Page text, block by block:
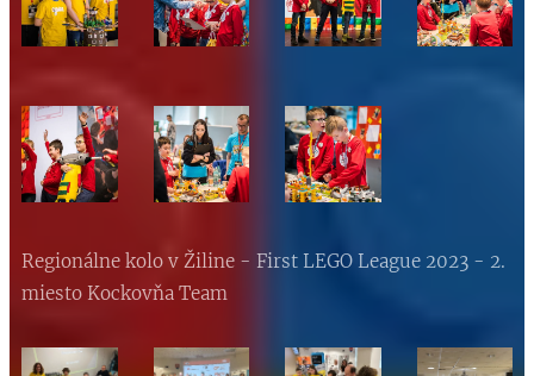
Regionálne kolo v Žiline - First LEGO League 2023 - 2.
miesto Kockovňa Team